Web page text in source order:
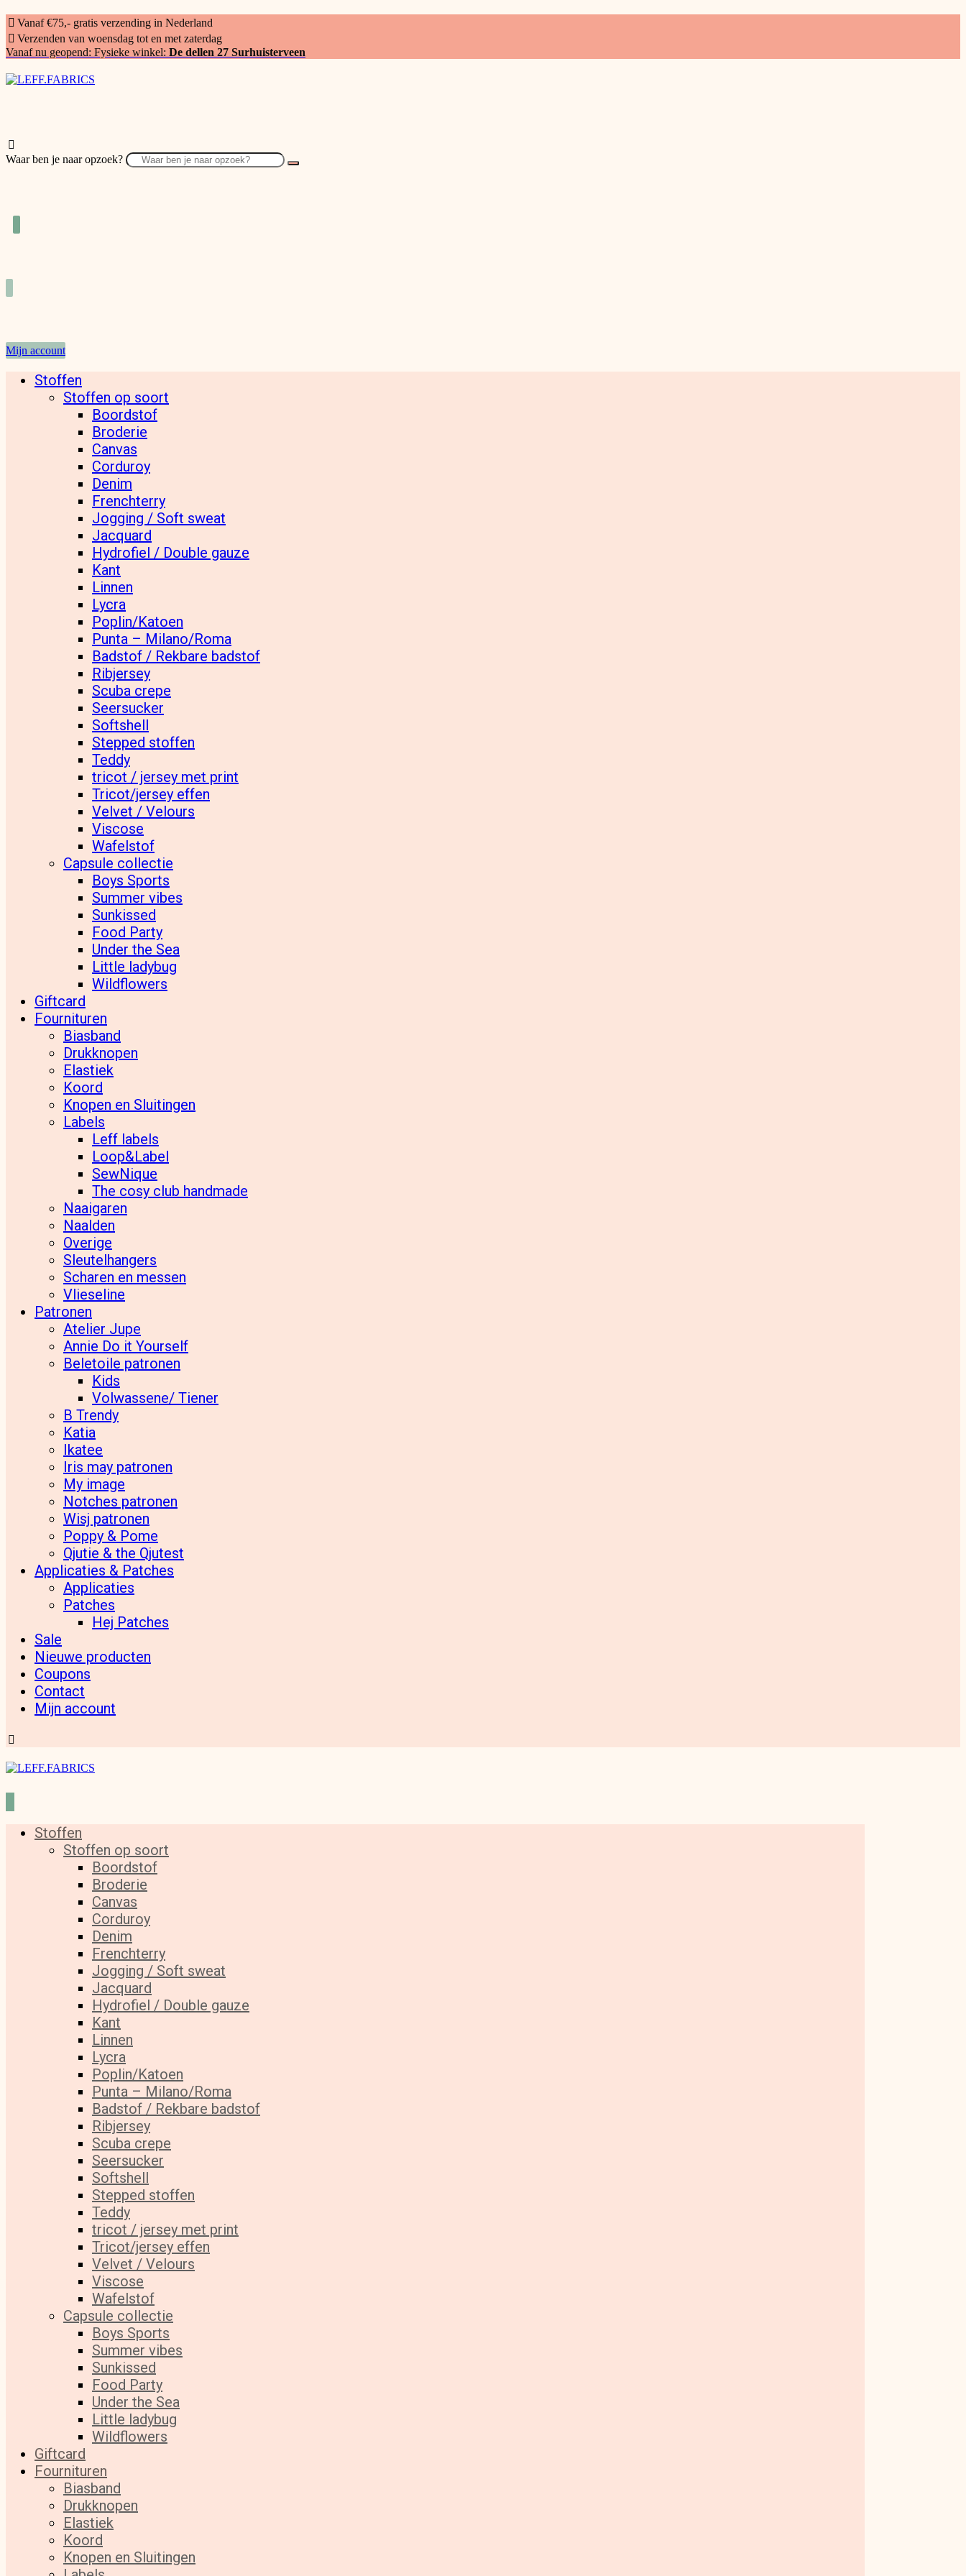
Vanaf €75,- gratis verzending in Nederland
Verzenden van woensdag tot en met zaterdag
Vanaf nu geopend: Fysieke winkel: De dellen 27 Surhuisterveen
Waar ben je naar opzoek?
Mijn account
Stoffen
Stoffen op soort
Boordstof
Broderie
Canvas
Corduroy
Denim
Frenchterry
Jogging / Soft sweat
Jacquard
Hydrofiel / Double gauze
Kant
Linnen
Lycra
Poplin/Katoen
Punta – Milano/Roma
Badstof / Rekbare badstof
Ribjersey
Scuba crepe
Seersucker
Softshell
Stepped stoffen
Teddy
tricot / jersey met print
Tricot/jersey effen
Velvet / Velours
Viscose
Wafelstof
Capsule collectie
Boys Sports
Summer vibes
Sunkissed
Food Party
Under the Sea
Little ladybug
Wildflowers
Giftcard
Fournituren
Biasband
Drukknopen
Elastiek
Koord
Knopen en Sluitingen
Labels
Leff labels
Loop&Label
SewNique
The cosy club handmade
Naaigaren
Naalden
Overige
Sleutelhangers
Scharen en messen
Vlieseline
Patronen
Atelier Jupe
Annie Do it Yourself
Beletoile patronen
Kids
Volwassene/ Tiener
B Trendy
Katia
Ikatee
Iris may patronen
My image
Notches patronen
Wisj patronen
Poppy & Pome
Qjutie & the Qjutest
Applicaties & Patches
Applicaties
Patches
Hej Patches
Sale
Nieuwe producten
Coupons
Contact
Mijn account
Stoffen
Stoffen op soort
Boordstof
Broderie
Canvas
Corduroy
Denim
Frenchterry
Jogging / Soft sweat
Jacquard
Hydrofiel / Double gauze
Kant
Linnen
Lycra
Poplin/Katoen
Punta – Milano/Roma
Badstof / Rekbare badstof
Ribjersey
Scuba crepe
Seersucker
Softshell
Stepped stoffen
Teddy
tricot / jersey met print
Tricot/jersey effen
Velvet / Velours
Viscose
Wafelstof
Capsule collectie
Boys Sports
Summer vibes
Sunkissed
Food Party
Under the Sea
Little ladybug
Wildflowers
Giftcard
Fournituren
Biasband
Drukknopen
Elastiek
Koord
Knopen en Sluitingen